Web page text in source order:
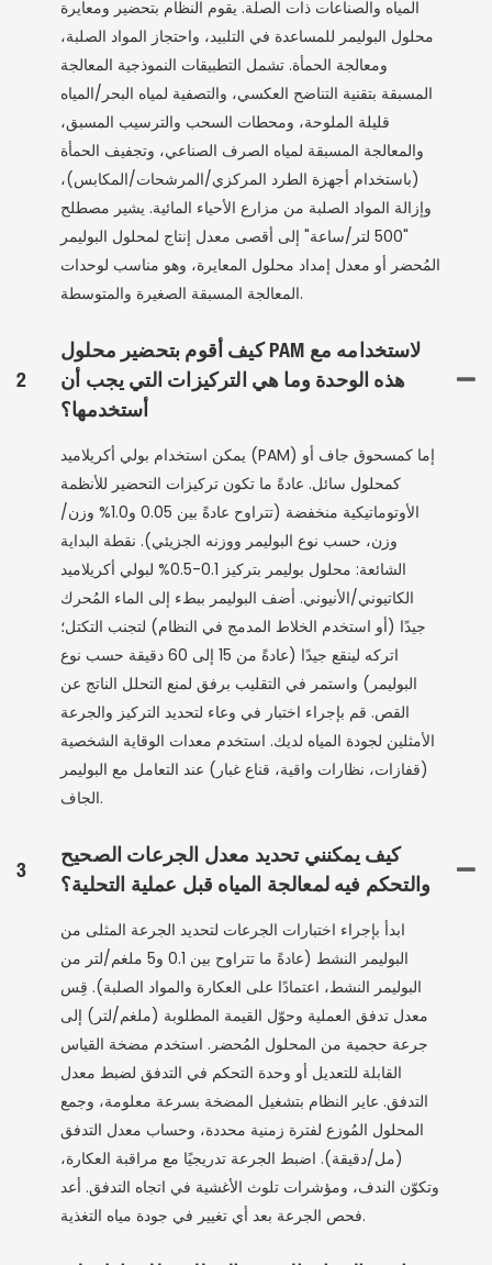
المياه والصناعات ذات الصلة. يقوم النظام بتحضير ومعايرة
محلول البوليمر للمساعدة في التلبيد، واحتجاز المواد الصلبة،
ومعالجة الحمأة. تشمل التطبيقات النموذجية المعالجة
المسبقة بتقنية التناضح العكسي، والتصفية لمياه البحر/المياه
قليلة الملوحة، ومحطات السحب والترسيب المسبق،
والمعالجة المسبقة لمياه الصرف الصناعي، وتجفيف الحمأة
(باستخدام أجهزة الطرد المركزي/المرشحات/المكابس)،
وإزالة المواد الصلبة من مزارع الأحياء المائية. يشير مصطلح
"500 لتر/ساعة" إلى أقصى معدل إنتاج لمحلول البوليمر
المُحضر أو ​​معدل إمداد محلول المعايرة، وهو مناسب لوحدات
المعالجة المسبقة الصغيرة والمتوسطة.
2
كيف أقوم بتحضير محلول PAM لاستخدامه مع
هذه الوحدة وما هي التركيزات التي يجب أن
أستخدمها؟
يمكن استخدام بولي أكريلاميد (PAM) إما كمسحوق جاف أو
كمحلول سائل. عادةً ما تكون تركيزات التحضير للأنظمة
الأوتوماتيكية منخفضة (تتراوح عادةً بين 0.05 و1.0% وزن/
وزن، حسب نوع البوليمر ووزنه الجزيئي). نقطة البداية
الشائعة: محلول بوليمر بتركيز 0.1-0.5% لبولي أكريلاميد
الكاتيوني/الأنيوني. أضف البوليمر ببطء إلى الماء المُحرك
جيدًا (أو استخدم الخلاط المدمج في النظام) لتجنب التكتل؛
اتركه لينقع جيدًا (عادةً من 15 إلى 60 دقيقة حسب نوع
البوليمر) واستمر في التقليب برفق لمنع التحلل الناتج عن
القص. قم بإجراء اختبار في وعاء لتحديد التركيز والجرعة
الأمثلين لجودة المياه لديك. استخدم معدات الوقاية الشخصية
(قفازات، نظارات واقية، قناع غبار) عند التعامل مع البوليمر
الجاف.
3
كيف يمكنني تحديد معدل الجرعات الصحيح
والتحكم فيه لمعالجة المياه قبل عملية التحلية؟
ابدأ بإجراء اختبارات الجرعات لتحديد الجرعة المثلى من
البوليمر النشط (عادةً ما تتراوح بين 0.1 و5 ملغم/لتر من
البوليمر النشط، اعتمادًا على العكارة والمواد الصلبة). قِس
معدل تدفق العملية وحوّل القيمة المطلوبة (ملغم/لتر) إلى
جرعة حجمية من المحلول المُحضر. استخدم مضخة القياس
القابلة للتعديل أو وحدة التحكم في التدفق لضبط معدل
التدفق. عاير النظام بتشغيل المضخة بسرعة معلومة، وجمع
المحلول المُوزع لفترة زمنية محددة، وحساب معدل التدفق
(مل/دقيقة). اضبط الجرعة تدريجيًا مع مراقبة العكارة،
وتكوّن الندف، ومؤشرات تلوث الأغشية في اتجاه التدفق. أعد
فحص الجرعة بعد أي تغيير في جودة مياه التغذية.